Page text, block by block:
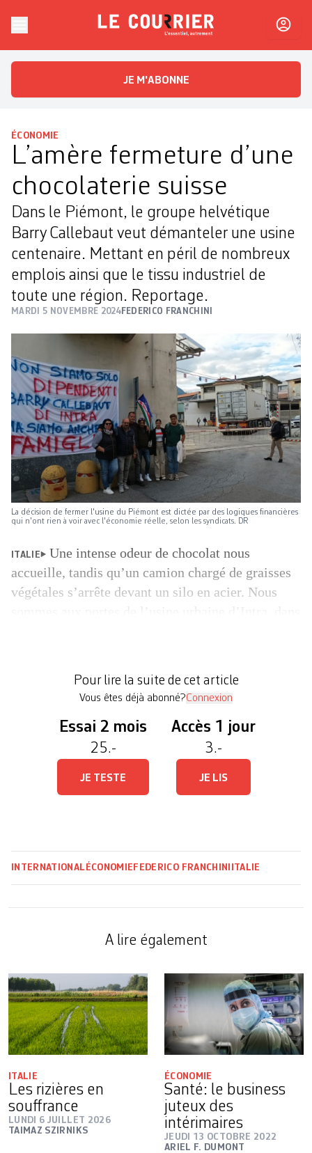
Le CourrierL'essentiel, autrement
JE M'ABONNE
ÉCONOMIE
L’amère fermeture d’une
chocolaterie suisse
Dans le Piémont, le groupe helvétique
Barry Callebaut veut démanteler une usine
centenaire. Mettant en péril de nombreux
emplois ainsi que le tissu industriel de
toute une région. Reportage.
MARDI 5 NOVEMBRE 2024FEDERICO FRANCHINI
La décision de fermer l'usine du Piémont est dictée par des logiques financières
qui n'ont rien à voir avec l'économie réelle, selon les syndicats. DR
ITALIE
Une intense odeur de chocolat nous
accueille, tandis qu’un camion chargé de graisses
végétales s’arrête devant un silo en acier. Nous
Pour lire la suite de cet article
Vous êtes déjà abonné?Connexion
Essai 2 mois
25.-
JE TESTE
Accès 1 jour
3.-
JE LIS
INTERNATIONAL ÉCONOMIE FEDERICO FRANCHINI ITALIE
A lire également
ITALIE
Les rizières en
souffrance
LUNDI 6 JUILLET 2026
TAIMAZ SZIRNIKS
ÉCONOMIE
Santé: le business
juteux des
intérimaires
JEUDI 13 OCTOBRE 2022
ARIEL F. DUMONT